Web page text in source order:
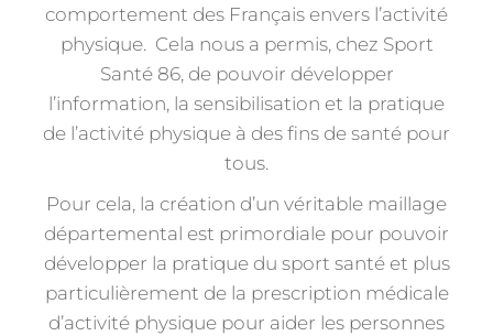
comportement des Français envers l’activité
physique. Cela nous a permis, chez Sport
Santé 86, de pouvoir développer
l’information, la sensibilisation et la pratique
de l’activité physique à des fins de santé pour
tous.
Pour cela, la création d’un véritable maillage
départemental est primordiale pour pouvoir
développer la pratique du sport santé et plus
particulièrement de la prescription médicale
d’activité physique pour aider les personnes